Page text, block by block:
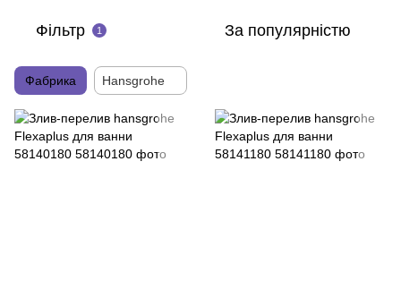
Фільтр 1 За популярністю
Фабрика Hansgrohe